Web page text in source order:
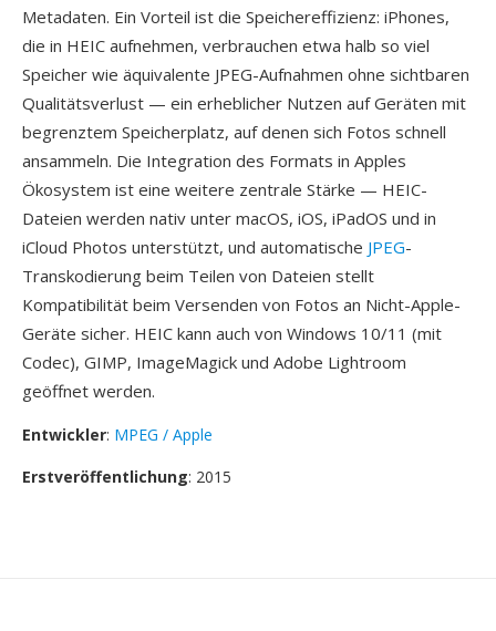
Metadaten. Ein Vorteil ist die Speichereffizienz: iPhones,
die in HEIC aufnehmen, verbrauchen etwa halb so viel
Speicher wie äquivalente JPEG-Aufnahmen ohne sichtbaren
Qualitätsverlust — ein erheblicher Nutzen auf Geräten mit
begrenztem Speicherplatz, auf denen sich Fotos schnell
ansammeln. Die Integration des Formats in Apples
Ökosystem ist eine weitere zentrale Stärke — HEIC-
Dateien werden nativ unter macOS, iOS, iPadOS und in
iCloud Photos unterstützt, und automatische JPEG-
Transkodierung beim Teilen von Dateien stellt
Kompatibilität beim Versenden von Fotos an Nicht-Apple-
Geräte sicher. HEIC kann auch von Windows 10/11 (mit
Codec), GIMP, ImageMagick und Adobe Lightroom
geöffnet werden.
Entwickler: MPEG / Apple
Erstveröffentlichung: 2015